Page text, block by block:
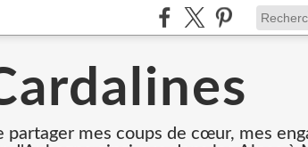
mes coups de cœur, mes